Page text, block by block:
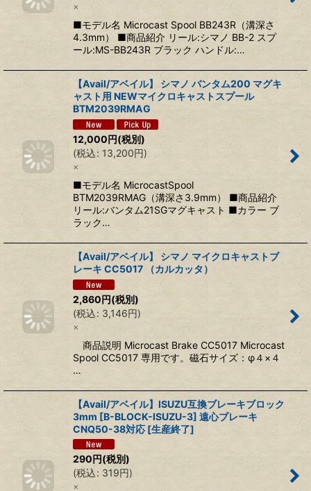
×
■モデル名 Microcast Spool BB243R（溝深さ
4.3mm） ■商品紹介 リール:シマノ BB-2 スプ
ール:MS-BB243R ブラック ハンドル:…
【Avail/アベイル】 シマノ バンタム200 マグキ
ャスト用 NEWマイクロキャストスプール
BTM2039RMAG
12,000円(税別)
(税込: 13,200円)
×
■モデル名 MicrocastSpool
BTM2039RMAG（溝深さ3.9mm） ■商品紹介
リール:バンタム21SGマグキャスト ■カラー ブ
ラック…
【Avail/アベイル】 シマノ マイクロキャストブ
レーキ CC5017 （カルカッタ）
2,860円(税別)
(税込: 3,146円)
×
商品説明 Microcast Brake CC5017 Microcast
Spool CC5017 専用です。磁石サイズ：φ４×４
…
【Avail/アベイル】ISUZU互換ブレーキブロック
3mm [B-BLOCK-ISUZU-3] 遠心ブレーキ
CNQ50-38対応 [生産終了]
290円(税別)
(税込: 319円)
×